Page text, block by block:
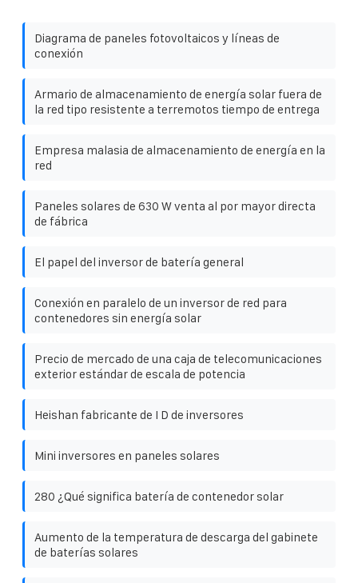
Diagrama de paneles fotovoltaicos y líneas de
conexión
Armario de almacenamiento de energía solar fuera de
la red tipo resistente a terremotos tiempo de entrega
Empresa malasia de almacenamiento de energía en la
red
Paneles solares de 630 W venta al por mayor directa
de fábrica
El papel del inversor de batería general
Conexión en paralelo de un inversor de red para
contenedores sin energía solar
Precio de mercado de una caja de telecomunicaciones
exterior estándar de escala de potencia
Heishan fabricante de I D de inversores
Mini inversores en paneles solares
280 ¿Qué significa batería de contenedor solar
Aumento de la temperatura de descarga del gabinete
de baterías solares